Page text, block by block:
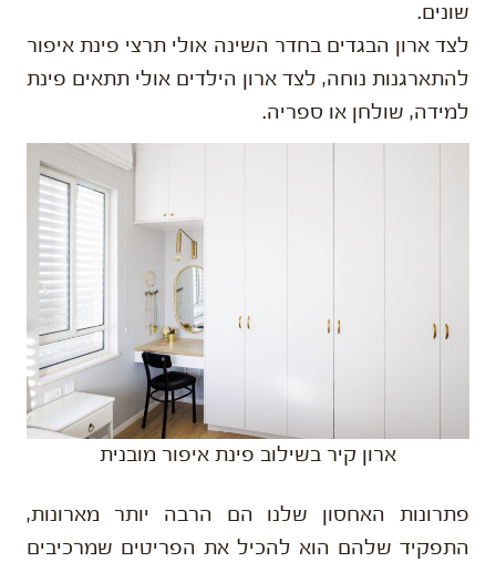
שונים.
לצד ארון הבגדים בחדר השינה אולי תרצי פינת איפור
להתארגנות נוחה, לצד ארון הילדים אולי תתאים פינת
למידה, שולחן או ספריה.
ארון קיר בשילוב פינת איפור מובנית
פתרונות האחסון שלנו הם הרבה יותר מארונות,
התפקיד שלהם הוא להכיל את הפריטים שמרכיבים